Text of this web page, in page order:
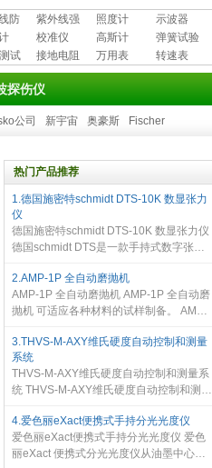
防
紫外线强
度计
照度计
示波器
校准仪 高斯计
弹簧试验
机
试
接地电阻
测试仪
万用表 转速表
探伤仪
公司 新宇宙 奥豪斯 Fischer
热门产品推荐
1.德国施密特schmidt DTS-10K 数显张力
仪
德国施密特schmidt DTS-10K 数显张力仪
德国schmidt DTS是一款手持式数字张力
不同的张力范围，从0.2-200cN到0.6-
60dan，两种不同型号 DTS 和 DTX 系
列，可以测量
2.AMP-1P 全自动磨抛机
AMP-1P 全自动磨抛机 AMP-1P 全自动磨
抛机 可适应各种材料的试样制备。 AMP-
类产品。抛盘的转速独立操作，噪音低，
操作方便，外形美观，使用安全
3.THVS-M-AXY维氏硬度自动控制和测量
系统
THVS-M-AXY维氏硬度自动控制和测量系
统 THVS-M-AXY维氏硬度自动控制和测量
要用于各种金属及部分非金属材料的显微
维氏硬度测定，能够对各种零件
4.爱色丽eXact便携式手持分光光度仪
爱色丽eXact便携式手持分光光度仪 爱色
丽eXact 便携式分光光度仪从油墨中心到